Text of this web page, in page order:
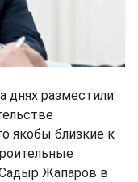
разместили
якобы близкие к
Жапаров в